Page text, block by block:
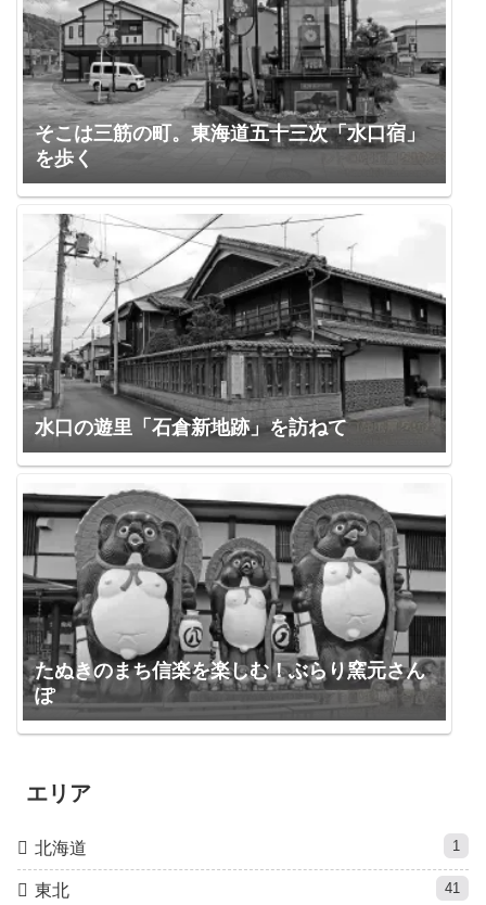
そこは三筋の町。東海道五十三次「水口宿」
を歩く
水口の遊里「石倉新地跡」を訪ねて
たぬきのまち信楽を楽しむ！ぶらり窯元さん
ぽ
エリア
北海道 1
東北 41